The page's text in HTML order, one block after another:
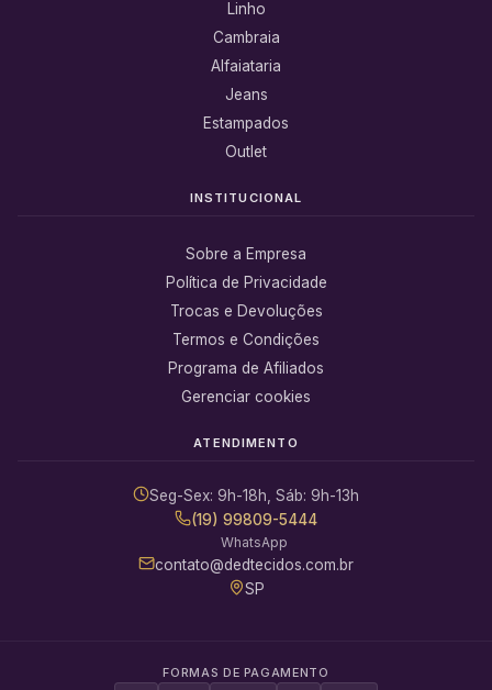
Linho
Cambraia
Alfaiataria
Jeans
Estampados
Outlet
INSTITUCIONAL
Sobre a Empresa
Política de Privacidade
Trocas e Devoluções
Termos e Condições
Programa de Afiliados
Gerenciar cookies
ATENDIMENTO
Seg-Sex: 9h-18h, Sáb: 9h-13h
(19) 99809-5444
WhatsApp
contato@dedtecidos.com.br
SP
FORMAS DE PAGAMENTO